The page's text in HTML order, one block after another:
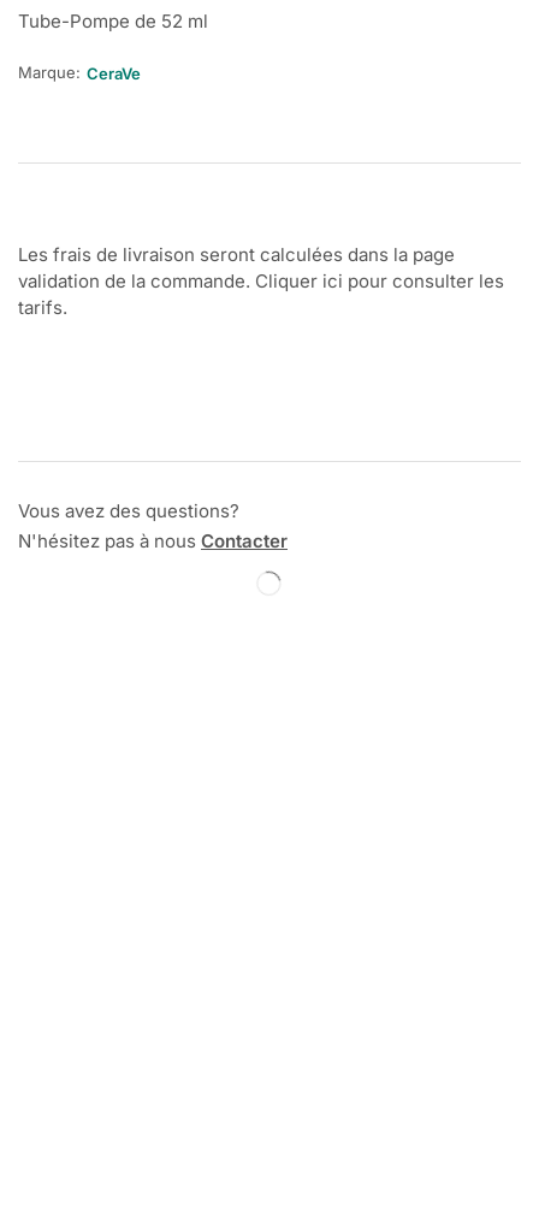
Tube-Pompe de 52 ml
Marque: CeraVe
Les frais de livraison seront calculées dans la page
validation de la commande. Cliquer ici pour consulter les
tarifs.
Vous avez des questions?
N'hésitez pas à nous Contacter